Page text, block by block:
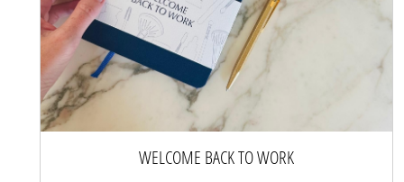
WELCOME BACK TO WORK